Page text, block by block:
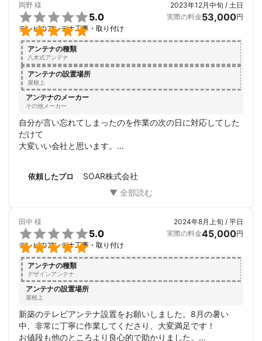
岡野 様


5.0
テレビのアンテナ工事・取り付け
2023年12月中旬 / 土日
実際の料金53,000円
アンテナの種類
八木式アンテナ
アンテナの設置場所
屋根上
アンテナのメーカー
その他メーカー
自分が言い忘れてしまったのを作業の次の日に対応してした
だけて
大変いい会社と思います。
依頼したプロ SOAR株式会社
田中 様


5.0
テレビのアンテナ工事・取り付け
2024年8月上旬 / 平日
実際の料金45,000円
アンテナの種類
デザインアンテナ
アンテナの設置場所
屋根上
新築のテレビアンテナ設置をお願いしました。8月の暑い
中、非常に丁寧に作業してくださり、大変満足です！
お値段も他のところより良心的で助かりました。